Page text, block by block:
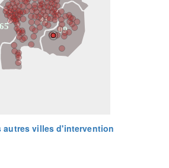
31
09
65
autres villes d'intervention